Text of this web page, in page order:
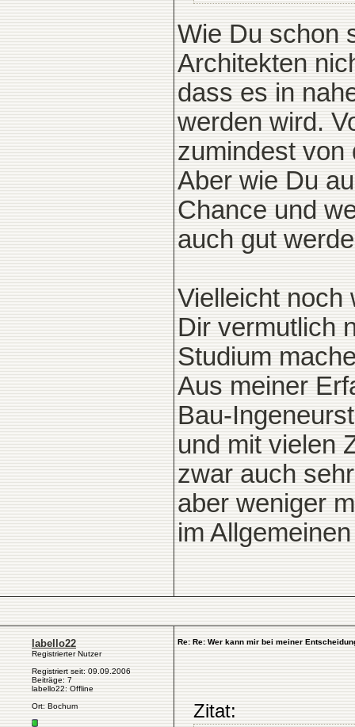
Wie Du schon
Architekten
dass es in
werden wird.
zumindest von
Aber wie Du
Chance und
auch gut
Vielleicht noch
Dir vermutlich
Studium
Aus meiner
Bau-
und mit vielen
zwar auch
aber weniger
im
labello22
Registrierter Nutzer
Registriert seit: 09.09.2006
Beiträge: 7
labello22: Offline
Ort: Bochum
Re: Re: Wer kann mir bei meiner
Zitat: